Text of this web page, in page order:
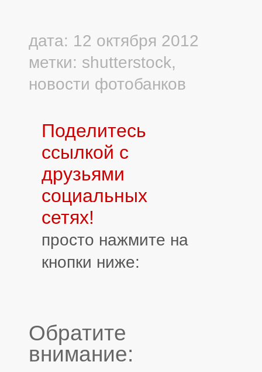
дата: 12 октября 2012
метки: shutterstock,
новости фотобанков
Поделитесь
ссылкой с
друзьями
социальных
сетях!
просто нажмите на
кнопки ниже:
Обратите
внимание: